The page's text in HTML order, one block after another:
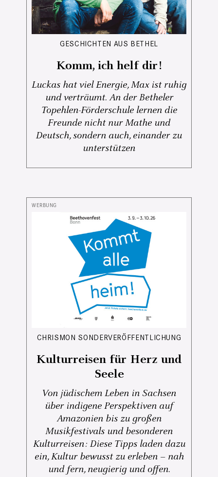
GESCHICHTEN AUS BETHEL
Komm, ich helf dir!
Luckas hat viel Energie, Max ist ruhig
und verträumt. An der Betheler
Topehlen-Förderschule lernen die
Freunde nicht nur Mathe und
Deutsch, sondern auch, einander zu
unterstützen
CHRISMON SONDERVERÖFFENTLICHUNG
Kulturreisen für Herz und
Seele
Von jüdischem Leben in Sachsen
über indigene Perspektiven auf
Amazonien bis zu großen
Musikfestivals und besonderen
Kulturreisen: Diese Tipps laden dazu
ein, Kultur bewusst zu erleben – nah
und fern, neugierig und offen.